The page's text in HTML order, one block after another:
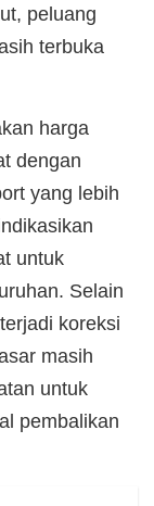
peluang
terbuka
harga
dengan
yang lebih
untuk
Selain
koreksi
masih
untuk
pembalikan